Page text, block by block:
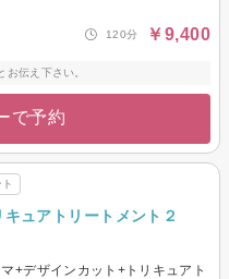
120分 ￥9,400
伝え下さい。
で予約
ュアトリートメント２
+デザインカット+トリキュアト